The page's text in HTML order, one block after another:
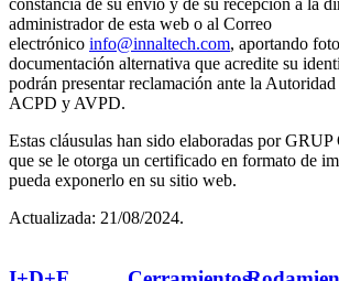
constancia de su envío y de su recepción a la
administrador de esta web o al Correo
electrónico info@innaltech.com, aportando
documentación alternativa que acredite su
podrán presentar reclamación ante la
ACPD y AVPD.
Estas cláusulas han sido elaboradas por
que se le otorga un certificado en formato de
pueda exponerlo en su sitio web.
Actualizada: 21/08/2024.